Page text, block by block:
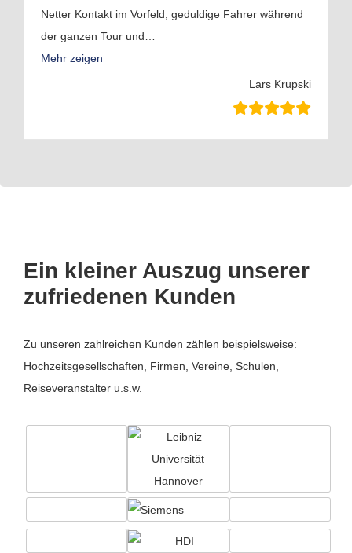
Netter Kontakt im Vorfeld, geduldige Fahrer während
der ganzen Tour und
Mehr zeigen
Lars Krupski
Ein kleiner Auszug unserer
zufriedenen Kunden
Zu unseren zahlreichen Kunden zählen beispielsweise:
Hochzeitsgesellschaften, Firmen, Vereine, Schulen,
Reiseveranstalter u.s.w.